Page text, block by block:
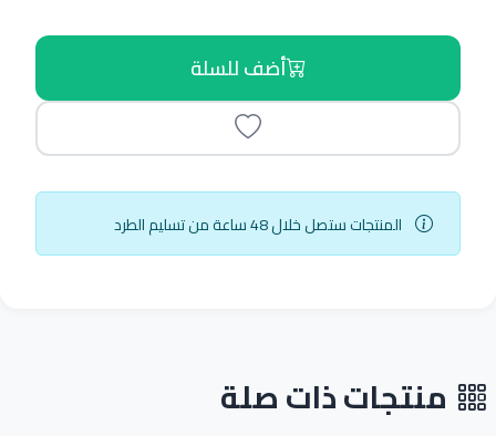
أضف للسلة
المنتجات ستصل خلال 48 ساعة من تسليم الطرد
منتجات ذات صلة